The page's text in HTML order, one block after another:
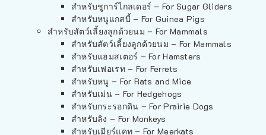
สำหรับชูการ์ไกลเดอร์ – For Sugar Gliders
สำหรับหนูแกสบี้ – For Guinea Pigs
สำหรับสัตว์เลี้ยงลูกด้วยนม – For Mammals
สำหรับสัตว์เลี้ยงลูกด้วยนม – For Mammals
สำหรับแฮมสเตอร์ – For Hamsters
สำหรับเฟอเรท – For Ferrets
สำหรับหนู – For Rats and Mice
สำหรับเม่น – For Hedgehogs
สำหรับกระรอกดิน – For Prairie Dogs
สำหรับลิง – For Monkeys
สำหรับเมียร์แคท – For Meerkats